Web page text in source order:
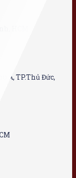
HCM
A, TP.Thủ Đức,